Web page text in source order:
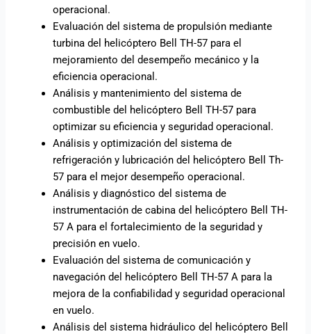
operacional.
Evaluación del sistema de propulsión mediante
turbina del helicóptero Bell TH-57 para el
mejoramiento del desempeño mecánico y la
eficiencia operacional.
Análisis y mantenimiento del sistema de
combustible del helicóptero Bell TH-57 para
optimizar su eficiencia y seguridad operacional.
Análisis y optimización del sistema de
refrigeración y lubricación del helicóptero Bell Th-
57 para el mejor desempeño operacional.
Análisis y diagnóstico del sistema de
instrumentación de cabina del helicóptero Bell TH-
57 A para el fortalecimiento de la seguridad y
precisión en vuelo.
Evaluación del sistema de comunicación y
navegación del helicóptero Bell TH-57 A para la
mejora de la confiabilidad y seguridad operacional
en vuelo.
Análisis del sistema hidráulico del helicóptero Bell